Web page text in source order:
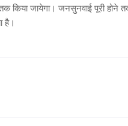
किया जायेगा। जनसुनवाई पूरी
है।